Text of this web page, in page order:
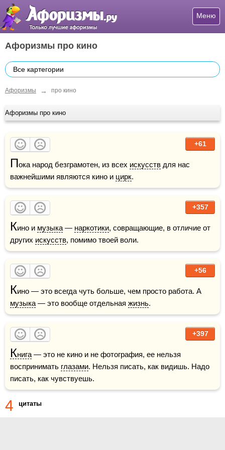
Меню
Афоризмы про кино
Все картегории
Афоризмы → про кино
Афоризмы про кино
+61
Пока народ безграмотен, из всех искусств для нас
важнейшими являются кино и цирк.
+357
Кино и музыка — наркотики, совращающие, в отличие от
других искусств, помимо твоей воли.
+56
К
музыка — это вообще отдельная жизнь.
+397
Книга — это не кино и не фотография, ее нельзя
воспринимать глазами. Нельзя писать, как видишь. Надо
писать, как чувствуешь.
4 цитаты